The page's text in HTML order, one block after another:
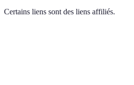
Certains liens sont des liens affiliés.